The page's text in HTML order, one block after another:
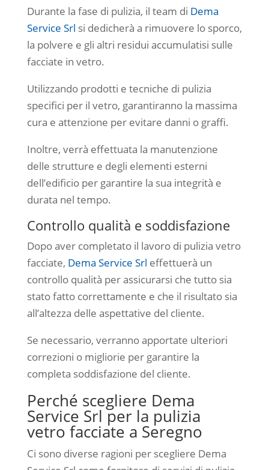
Durante la fase di pulizia, il team di Dema
Service Srl si dedicherà a rimuovere lo sporco,
la polvere e gli altri residui accumulatisi sulle
facciate in vetro.
Utilizzando prodotti e tecniche di pulizia
specifici per il vetro, garantiranno la massima
cura e attenzione per evitare danni o graffi.
Inoltre, verrà effettuata la manutenzione
delle strutture e degli elementi esterni
dell’edificio per garantire la sua integrità e
durata nel tempo.
Controllo qualità e soddisfazione
Dopo aver completato il lavoro di pulizia vetro
facciate, Dema Service Srl effettuerà un
controllo qualità per assicurarsi che tutto sia
stato fatto correttamente e che il risultato sia
all’altezza delle aspettative del cliente.
Se necessario, verranno apportate ulteriori
correzioni o migliorie per garantire la
completa soddisfazione del cliente.
Perché scegliere Dema
Service Srl per la pulizia
vetro facciate a Seregno
Ci sono diverse ragioni per scegliere Dema